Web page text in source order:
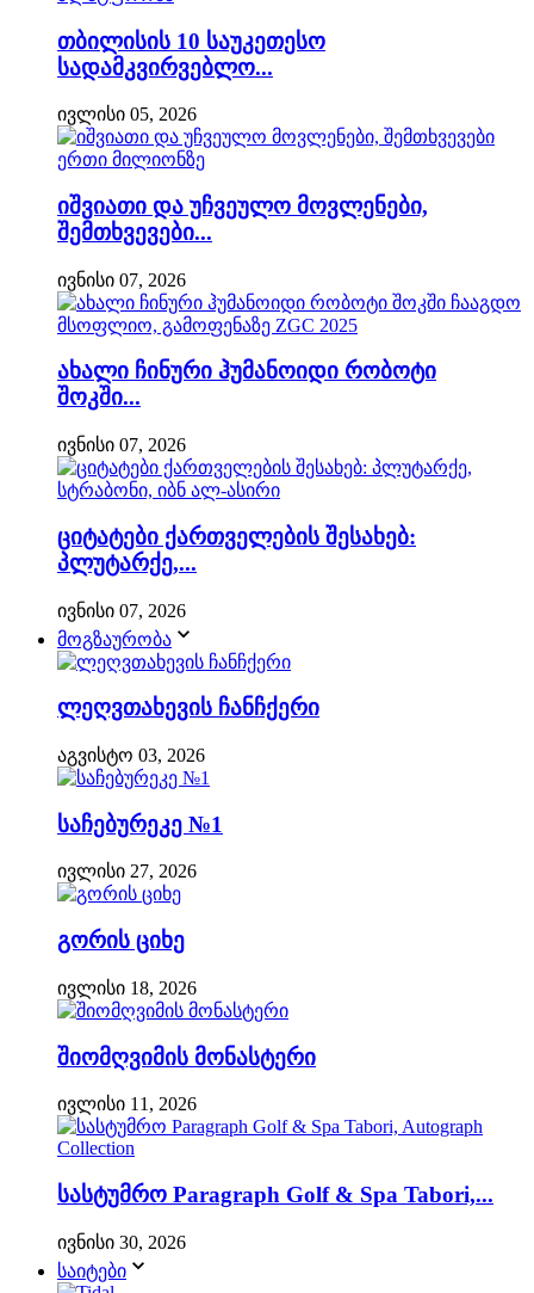
თბილისის 10 საუკეთესო
სადამკვირვებლო...
ივლისი 05, 2026
იშვიათი და უჩვეულო მოვლენები,
შემთხვევები...
ივნისი 07, 2026
ახალი ჩინური ჰუმანოიდი რობოტი
შოკში...
ივნისი 07, 2026
ციტატები ქართველების შესახებ:
პლუტარქე,...
ივნისი 07, 2026
მოგზაურობა
ლეღვთახევის ჩანჩქერი
აგვისტო 03, 2026
საჩებურეკე №1
ივლისი 27, 2026
გორის ციხე
ივლისი 18, 2026
შიომღვიმის მონასტერი
ივლისი 11, 2026
სასტუმრო Paragraph Golf & Spa Tabori,...
ივნისი 30, 2026
საიტები